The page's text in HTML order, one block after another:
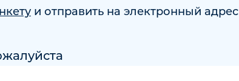
и отправить на электронный адрес